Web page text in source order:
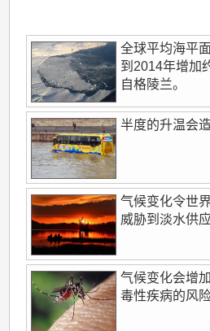
全球平均海平
到2014年增加
自格陵兰。
半度的升温会
气候变化令世
威胁到淡水供
气候变化会增
毒性疾病的风险